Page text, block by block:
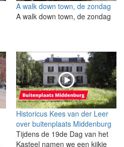
A walk down town, de zondag
A walk down town, de zondag
Historicus Kees van der Leer
over buitenplaats Middenburg
Tijdens de 19de Dag van het
Kasteel namen we een kijkje